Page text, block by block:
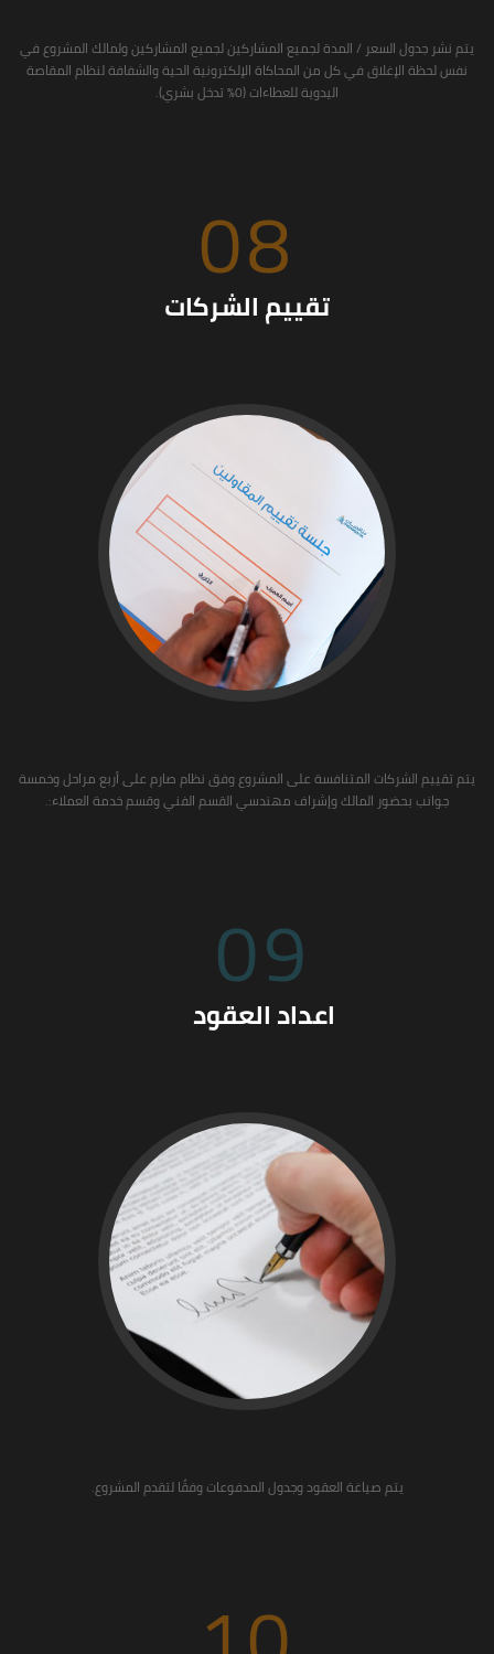
يتم نشر جدول السعر / المدة لجميع المشاركين لجميع المشاركين ولمالك المشروع في
نفس لحظة الإغلاق في كل من المحاكاة الإلكترونية الحية والشفافة لنظام المقاصة
اليدوية للعطاءات (0٪ تدخل بشري).
08
تقييم الشركات
يتم تقييم الشركات المتنافسة على المشروع وفق نظام صارم على أربع مراحل وخمسة
جوانب بحضور المالك وإشراف مهندسي القسم الفني وقسم خدمة العملاء:.
09
اعداد العقود
يتم صياغة العقود وجدول المدفوعات وفقًا لتقدم المشروع.